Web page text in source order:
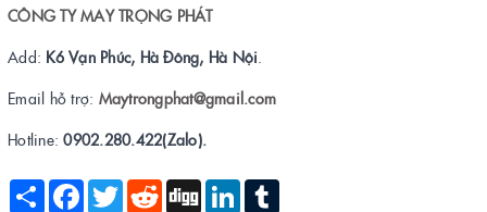
CÔNG TY MAY TRỌNG PHÁT
Add: K6 Vạn Phúc, Hà Đông, Hà Nội
Email hỗ trợ: Maytrongphat@gmail.com
Hotline:0902.280.422(Zalo).
Share Facebook
Twitter Reddit Digg LinkedIn